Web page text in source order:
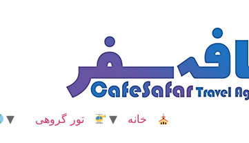
خانه تور گروهی